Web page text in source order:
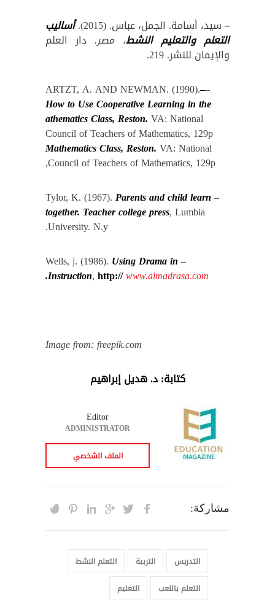
–سيد، أسامة. الجمل، عباس. (2015). أساليب
التعلم والتعليم النشط، مصر.دار العلم
والإيمان للنشر. 219.
–
–
ARTZT, A. AND NEWMAN. (1990).
How to Use Cooperative Learning in the
athematics Class, Reston.VA: National
Council of Teachers of Mathematics, 129p
Mathematics Class, Reston.VA: National
Council of Teachers of Mathematics, 129p,
– Tylor, K. (1967).
Parents and child learn
together. Teacher college press, Lumbia
University. N.y.
– Wells, j. (1986).
Using Drama in
Instruction,http://www.almadrasa.com
.
Image from: freepik.com
كتابة: د. هديل إبراهيم
Editor
ADMINISTRATOR
الملف الشخصي
مشاركة:
التدريس التربية
التعلم النشط
التعلم باللعب
التعليم